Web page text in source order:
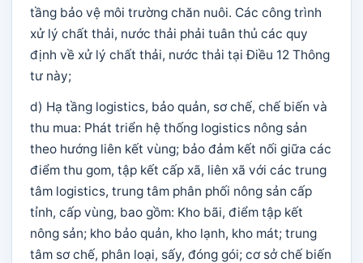
tầng bảo vệ môi trường chăn nuôi. Các công trình
xử lý chất thải, nước thải phải tuân thủ các quy
định về xử lý chất thải, nước thải tại Điều 12 Thông
tư này;
d) Hạ tầng logistics, bảo quản, sơ chế, chế biến và
thu mua: Phát triển hệ thống logistics nông sản
theo hướng liên kết vùng; bảo đảm kết nối giữa các
điểm thu gom, tập kết cấp xã, liên xã với các trung
tâm logistics, trung tâm phân phối nông sản cấp
tỉnh, cấp vùng, bao gồm: Kho bãi, điểm tập kết
nông sản; kho bảo quản, kho lạnh, kho mát; trung
tâm sơ chế, phân loại, sấy, đóng gói; cơ sở chế biến